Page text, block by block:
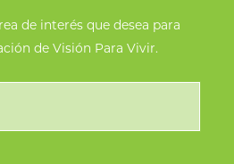
de interés que desea para
de Visión Para Vivir.